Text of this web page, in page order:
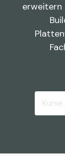
erweitern